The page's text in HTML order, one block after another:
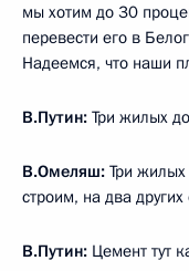
мы хотим до 30
перевести его в
Надеемся, что наши
В.Путин: Три жилых
В.Омеляш: Три
строим, на два
В.Путин: Цемент тут